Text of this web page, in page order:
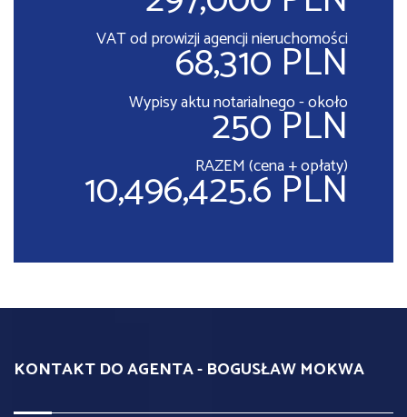
VAT od prowizji agencji nieruchomości
68,310 PLN
Wypisy aktu notarialnego - około
250 PLN
RAZEM (cena + opłaty)
10,496,425.6 PLN
KONTAKT DO AGENTA - BOGUSŁAW MOKWA